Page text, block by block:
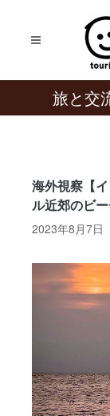
旅と交
海外視察【
ル近郊のビ
2023年8月7日